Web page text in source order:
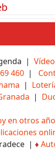
|
460 |
|
|
en otros
| ♦